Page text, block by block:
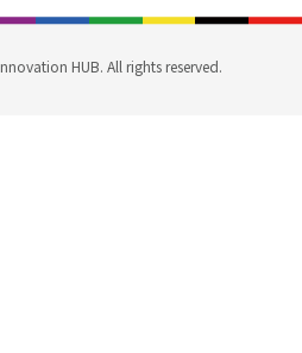
HUB. All rights reserved.